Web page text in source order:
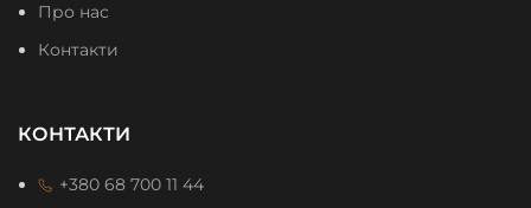
Про нас
Контакти
КОНТАКТИ
+380 68 700 11 44